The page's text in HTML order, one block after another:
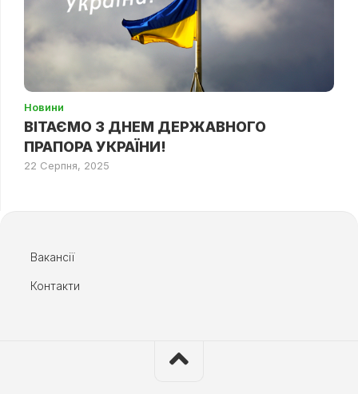
Новини
ВІТАЄМО З ДНЕМ ДЕРЖАВНОГО
ПРАПОРА УКРАЇНИ!
22 Серпня, 2025
Вакансії
Контакти